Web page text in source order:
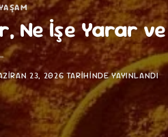
İşe Yarar ve
23, 2026 TARIHINDE YAYINLANDI